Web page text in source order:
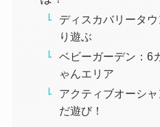
ディスカバリータ
り遊ぶ
ベビーガーデン：6
ゃんエリア
アクティブオーシ
だ遊び！